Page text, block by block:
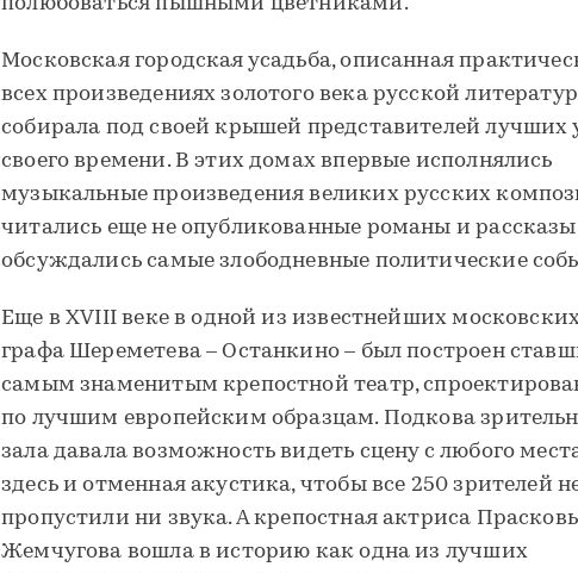
полюбоваться пышными цветниками.
Московская городская усадьба, описанная
всех произведениях золотого века русской
собирала под своей крышей представителей лучших
своего времени. В этих домах впервые исполнялись
музыкальные произведения великих русских
читались еще не опубликованные романы и
обсуждались самые злободневные политические
Еще в XVIII веке в одной из известнейших
графа Шереметева – Останкино – был построен
самым знаменитым крепостной театр,
по лучшим европейским образцам. Подкова
зала давала возможность видеть сцену с любого
здесь и отменная акустика, чтобы все 250 зрителей
пропустили ни звука. А крепостная актриса
Жемчугова вошла в историю как одна из лучших